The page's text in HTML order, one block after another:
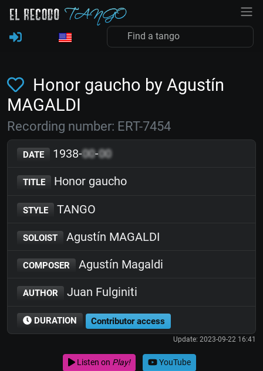
Honor gaucho by Agustín
MAGALDI
Recording number: ERT-7454
DATE 1938-00-00
TITLE Honor gaucho
STYLE TANGO
SOLOIST Agustín MAGALDI
COMPOSER Agustín Magaldi
AUTHOR Juan Fulginiti
DURATION Contributor access
Update: 2023-09-22 16:41
Listen on Play! YouTube